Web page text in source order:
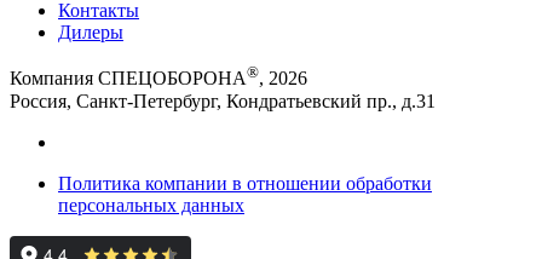
Контакты
Дилеры
Компания СПЕЦОБОРОНА®, 2026
Россия, Санкт-Петербург, Кондратьевский пр., д.31
Политика компании в отношении обработки
персональных данных